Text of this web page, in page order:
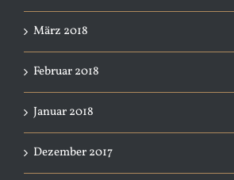
März 2018
Februar 2018
Januar 2018
Dezember 2017